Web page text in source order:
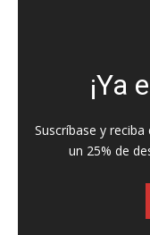
¡Ya
Suscríbase y
un 25% de